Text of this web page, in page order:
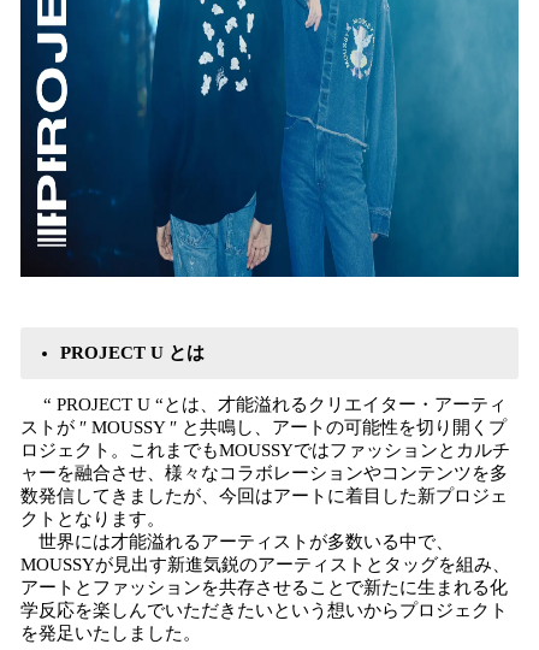
PROJECT U とは
“ PROJECT U “とは、才能溢れるクリエイター・アーティ
ストが ″ MOUSSY ″ と共鳴し、アートの可能性を切り開くプ
ロジェクト。これまでもMOUSSYではファッションとカルチ
ャーを融合させ、様々なコラボレーションやコンテンツを多
数発信してきましたが、今回はアートに着目した新プロジェ
クトとなります。
世界には才能溢れるアーティストが多数いる中で、
MOUSSYが見出す新進気鋭のアーティストとタッグを組み、
アートとファッションを共存させることで新たに生まれる化
学反応を楽しんでいただきたいという想いからプロジェクト
を発足いたしました。